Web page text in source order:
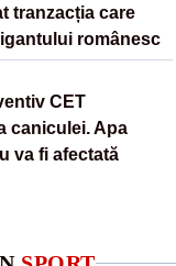
tranzacția care
românesc
CET
caniculei. Apa
va fi afectată